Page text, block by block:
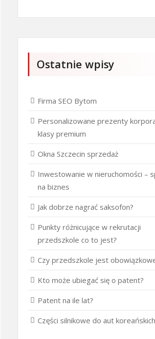
Ostatnie wpisy
Firma SEO Bytom
Personalizowane prezenty
klasy premium
Okna Szczecin sprzedaż
Inwestowanie w nieruchomości –
na biznes
Jak dobrze nagrać saksofon?
Punkty różnicujące w rekrutacji
przedszkole co to jest?
Czy przedszkole jest
Kto może ubiegać się o patent?
Patent na ile lat?
Części silnikowe do aut koreańskich